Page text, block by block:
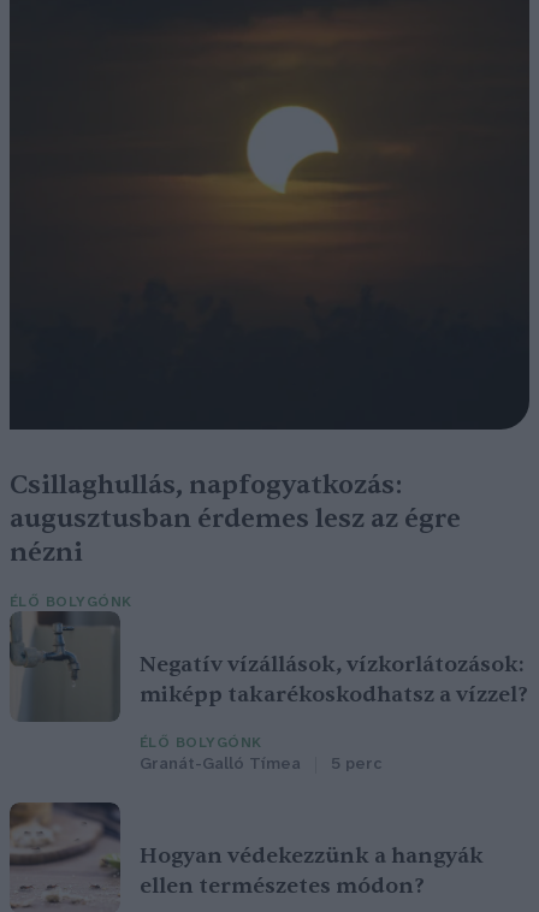
Csillaghullás, napfogyatkozás:
augusztusban érdemes lesz az égre
nézni
ÉLŐ BOLYGÓNK
Negatív vízállások, vízkorlátozások:
miképp takarékoskodhatsz a vízzel?
ÉLŐ BOLYGÓNK
Granát-Galló Tímea 5 perc
Hogyan védekezzünk a hangyák
ellen természetes módon?